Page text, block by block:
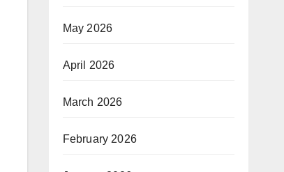
May 2026
April 2026
March 2026
February 2026